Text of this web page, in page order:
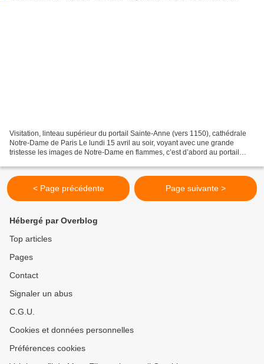
Visitation, linteau supérieur du portail Sainte-Anne (vers 1150), cathédrale
Notre-Dame de Paris Le lundi 15 avril au soir, voyant avec une grande
tristesse les images de Notre-Dame en flammes, c’est d’abord au portail
< Page précédente Page suivante >
Hébergé par Overblog
Top articles
Pages
Contact
Signaler un abus
C.G.U.
Cookies et données personnelles
Préférences cookies